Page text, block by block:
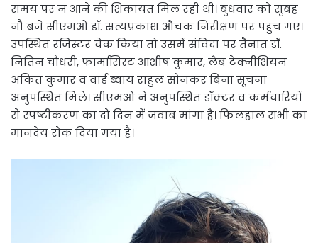
समय पर न आने की शिकायत मिल रही थी। बुधवार को सुबह
नौ बजे सीएमओ डॉ. सत्यप्रकाश औचक निरीक्षण पर पहुंच गए।
उपस्थित रजिस्टर चेक किया तो उसमें संविदा पर तैनात डॉ.
नितिन चौधरी, फार्मासिस्ट आशीष कुमार, लैब टेक्नीशियन
अंकित कुमार व वार्ड ब्वाय राहुल सोनकर बिना सूचना
अनुपस्थित मिले। सीएमओ ने अनुपस्थित डॉक्टर व कर्मचारियों
से स्पष्टीकरण का दो दिन में जवाब मांगा है। फिलहाल सभी का
मानदेय रोक दिया गया है।